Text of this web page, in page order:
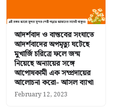
আদর্শবাদ ও বাস্তবের সংঘাতে
আদর্শবাদের অপমৃত্যু ঘটেছে
মুখার্জি চরিত্রে ফলে জন্ম
নিয়েছে অন্যায়ের সঙ্গে
আপোষকামী এক সম্প্রদায়ের
আলোচনা করো- আসল ব্যাখা
February 12, 2023